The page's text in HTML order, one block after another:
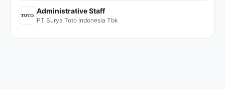
Administrative Staff
PT Surya Toto Indonesia Tbk